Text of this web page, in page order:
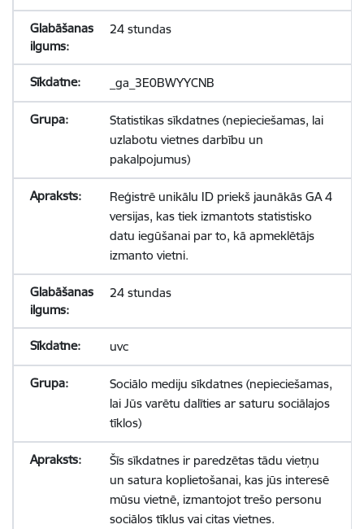
24 stundas
_ga_3E0BWYYCNB
Statistikas sīkdatnes (nepieciešamas, lai
uzlabotu vietnes darbību un
pakalpojumus)
Reģistrē unikālu ID priekš jaunākās GA 4
versijas, kas tiek izmantots statistisko
datu iegūšanai par to, kā apmeklētājs
izmanto vietni.
24 stundas
uvc
Sociālo mediju sīkdatnes (nepieciešamas,
lai Jūs varētu dalīties ar saturu sociālajos
tīklos)
Šīs sīkdatnes ir paredzētas tādu vietņu
un satura koplietošanai, kas jūs interesē
mūsu vietnē, izmantojot trešo personu
sociālos tīklus vai citas vietnes.